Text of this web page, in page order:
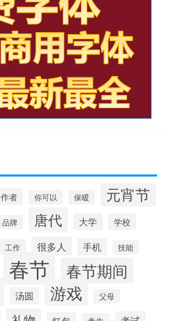
作者 你可以 保暖 元宵节
品牌 唐代 大学 学校
工作 很多人 手机 技能
春节 春节期间
汤圆 游戏 父母